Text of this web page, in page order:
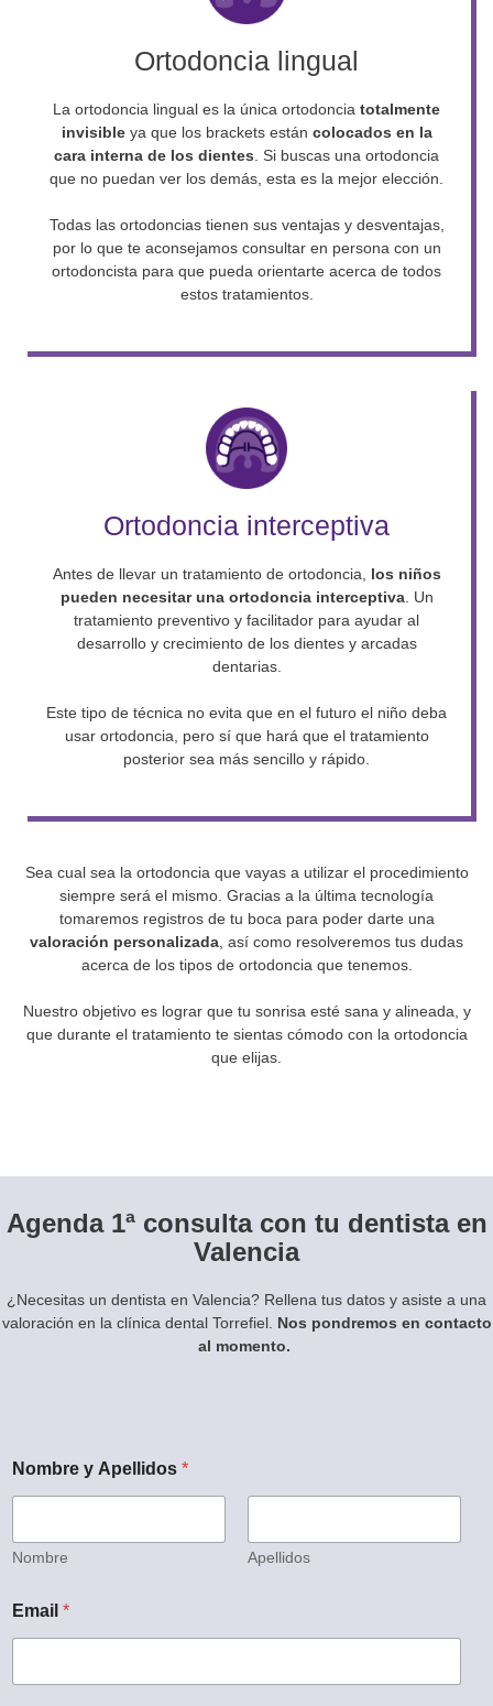
Ortodoncia lingual
La ortodoncia lingual es la única ortodoncia totalmente
invisibleya que los brackets están colocados en la
cara interna de los dientes . Si buscas una ortodoncia
que no puedan ver los demás, esta es la mejor elección.
Todas las ortodoncias tienen sus ventajas y desventajas,
por lo que te aconsejamos consultar en persona con un
ortodoncista para que pueda orientarte acerca de todos
estos tratamientos.
Ortodoncia interceptiva
Antes de llevar un tratamiento de ortodoncia, los niños
pueden necesitar una ortodoncia interceptiva. Un
tratamiento preventivo y facilitador para ayudar al
desarrollo y crecimiento de los dientes y arcadas
dentarias.
Este tipo de técnica no evita que en el futuro el niño deba
usar ortodoncia, pero sí que hará que el tratamiento
posterior sea más sencillo y rápido.
Sea cual sea la ortodoncia que vayas a utilizar el procedimiento
siempre será el mismo. Gracias a la última tecnología
tomaremos registros de tu boca para poder darte una
valoración personalizada , así como resolveremos tus dudas
acerca de los tipos de ortodoncia que tenemos.
Nuestro objetivo es lograr que tu sonrisa esté sana y alineada, y
que durante el tratamiento te sientas cómodo con la ortodoncia
que elijas.
Agenda 1ª consulta con tu dentista en
Valencia
¿Necesitas un dentista en Valencia? Rellena tus datos y asiste a una
valoración en la clínica dental Torrefiel. Nos pondremos en contacto
al momento.
Nombre y Apellidos *
Nombre Apellidos
Email *